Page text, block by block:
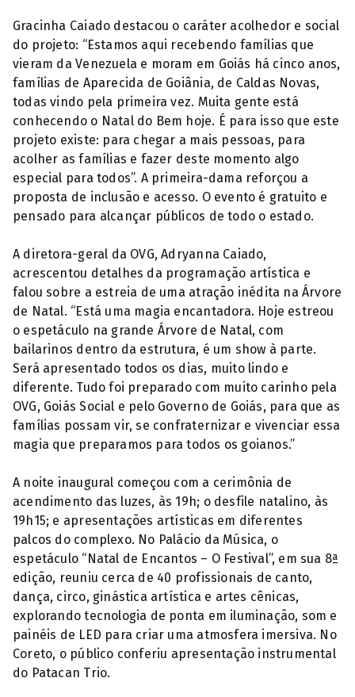
Gracinha Caiado destacou o caráter acolhedor e social
do projeto: “Estamos aqui recebendo famílias que
vieram da Venezuela e moram em Goiás há cinco anos,
famílias de Aparecida de Goiânia, de Caldas Novas,
todas vindo pela primeira vez. Muita gente está
conhecendo o Natal do Bem hoje. É para isso que este
projeto existe: para chegar a mais pessoas, para
acolher as famílias e fazer deste momento algo
especial para todos”. A primeira-dama reforçou a
proposta de inclusão e acesso. O evento é gratuito e
pensado para alcançar públicos de todo o estado.
A diretora-geral da OVG, Adryanna Caiado,
acrescentou detalhes da programação artística e
falou sobre a estreia de uma atração inédita na Árvore
de Natal. “Está uma magia encantadora. Hoje estreou
o espetáculo na grande Árvore de Natal, com
bailarinos dentro da estrutura, é um show à parte.
Será apresentado todos os dias, muito lindo e
diferente. Tudo foi preparado com muito carinho pela
OVG, Goiás Social e pelo Governo de Goiás, para que as
famílias possam vir, se confraternizar e vivenciar essa
magia que preparamos para todos os goianos.”
A noite inaugural começou com a cerimônia de
acendimento das luzes, às 19h; o desfile natalino, às
19h15; e apresentações artísticas em diferentes
palcos do complexo. No Palácio da Música, o
espetáculo “Natal de Encantos – O Festival”, em sua 8ª
edição, reuniu cerca de 40 profissionais de canto,
dança, circo, ginástica artística e artes cênicas,
explorando tecnologia de ponta em iluminação, som e
painéis de LED para criar uma atmosfera imersiva. No
Coreto, o público conferiu apresentação instrumental
do Patacan Trio.